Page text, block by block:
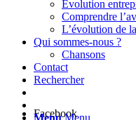
Facebook
Évolution
Comprendre
L’évolution de
Qui sommes-nous ?
Chansons
Contact
Rechercher
Menu Menu